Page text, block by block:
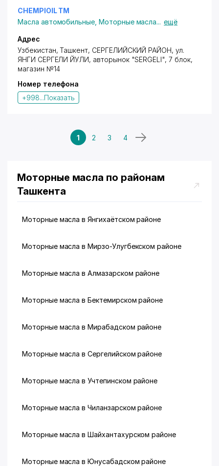
CHEMPIOIL ТМ
Масла автомобильные Моторные масла... ещё
Адрес
Узбекистан, Ташкент, СЕРГЕЛИЙСКИЙ РАЙОН, ул.
ЯНГИ СЕРГЕЛИ ЙУЛИ, авторынок "SERGELI", 7 блок,
магазин №14
Номер телефона
+998...Показать
1 2 3 4
Моторные масла по районам
Ташкента
Моторные масла в Янгихаётском районе
Моторные масла в Мирзо-Улугбекском районе
Моторные масла в Алмазарском районе
Моторные масла в Бектемирском районе
Моторные масла в Мирабадском районе
Моторные масла в Сергелийском районе
Моторные масла в Учтепинском районе
Моторные масла в Чиланзарском районе
Моторные масла в Шайхантахурском районе
Моторные масла в Юнусабадском районе